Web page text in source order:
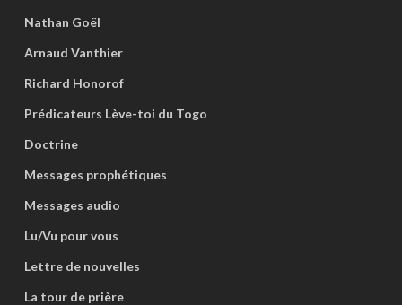
Nathan Goël
Arnaud Vanthier
Richard Honorof
Prédicateurs Lève-toi du Togo
Doctrine
Messages prophétiques
Messages audio
Lu/Vu pour vous
Lettre de nouvelles
La tour de prière